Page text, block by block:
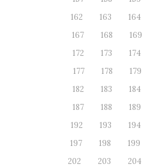
162
163 164
167
168 169
172
173 174
177
178 179
182
183 184
187
188 189
192
193 194
197
198 199
202
203 204